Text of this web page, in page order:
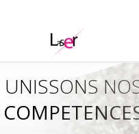
UNISSONS